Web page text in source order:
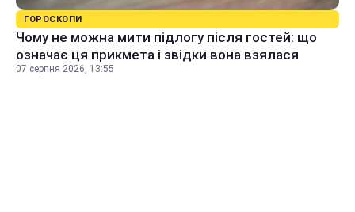
ГОРОСКОПИ
Чому не можна мити підлогу після гостей: що
означає ця прикмета і звідки вона взялася
07 серпня 2026, 13:55